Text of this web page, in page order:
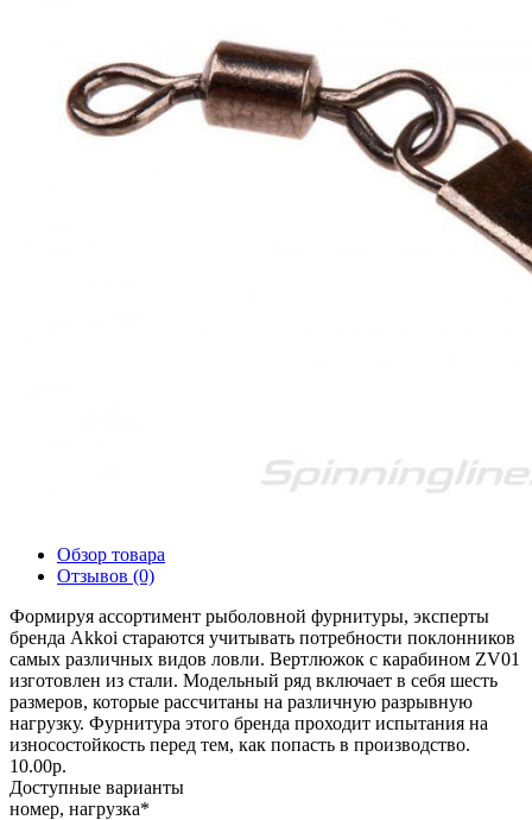
Обзор товара
Отзывов (0)
Формируя ассортимент рыболовной фурнитуры, эксперты
бренда Akkoi стараются учитывать потребности поклонников
самых различных видов ловли. Вертлюжок с карабином ZV01
изготовлен из стали. Модельный ряд включает в себя шесть
размеров, которые рассчитаны на различную разрывную
нагрузку. Фурнитура этого бренда проходит испытания на
износостойкость перед тем, как попасть в производство.
10.00р.
Доступные варианты
номер, нагрузка*